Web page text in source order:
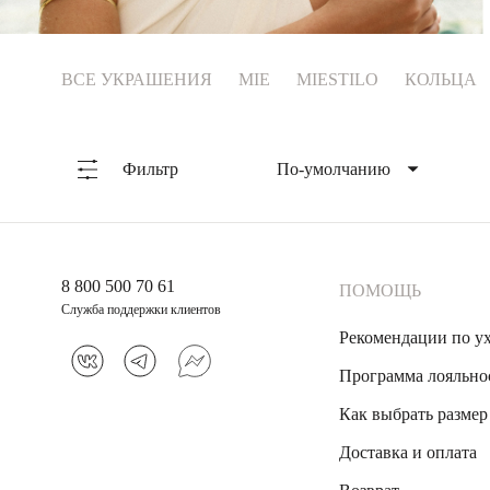
Коктейльные кольца
ВСЕ УКРАШЕНИЯ MIE MIESTILO КОЛЬЦА
Фильтр
По-умолчанию
Сначала дешевые
8 800 500 70 61
Служба поддержки клиентов
ПОМОЩЬ
Рекомендации по
Программа
Как выбрать размер
Доставка и оплата